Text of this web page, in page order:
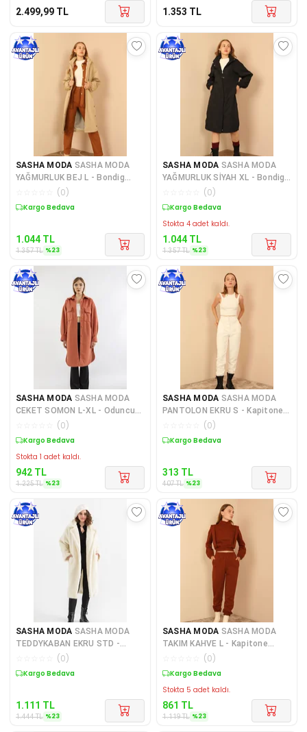
2.499,99 TL 1.353 TL
SASHA MODA SASHA MODA
YAĞMURLUK BEJ L - Bondig
Kumaş Uzun Kapüşonlu Kadın
(0)
Sepette %23 İndirim
1.044 TL
1.357TL %23
SASHA MODA SASHA MODA
YAĞMURLUK SİYAH XL - Bondig
Kumaş Uzun Kapüşonlu Kadın
(0)
Sepette %23 İndirim
Stokta 4 adet kaldı.
1.044 TL
1.357TL %23
SASHA MODA SASHA MODA
CEKET SOMON L-XL - Oduncu
Kumaş Gömlek Yaka Oversize/S
(0)
Sepette %23 İndirim
Stokta 1 adet kaldı.
942 TL
1.225TL %23
SASHA MODA SASHA MODA
PANTOLON EKRU S - Kapitone
Kumaş Kadın Alt Pantolon
(0)
Sepette %23 İndirim
313 TL
407TL %23
SASHA MODA SASHA MODA
TEDDYKABAN EKRU STD -
Teddy Kumaş Ceket Yaka Diz
(0)
Sepette %23 İndirim
1.111 TL
1.444TL %23
SASHA MODA SASHA MODA
TAKIM KAHVE L - Kapitone
Kumaş Boğazlı Yaka Omuz
(0)
Sepette %23 İndirim
Stokta 5 adet kaldı.
861 TL
1.119TL %23